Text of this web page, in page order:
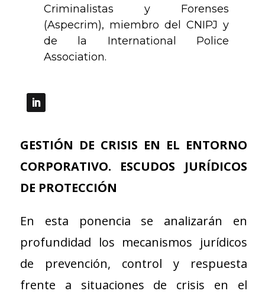
Criminalistas y Forenses
(Aspecrim), miembro del CNIPJ y
de la International Police
Association.
GESTIÓN DE CRISIS EN EL ENTORNO
CORPORATIVO. ESCUDOS JURÍDICOS
DE PROTECCIÓN
En esta ponencia se analizarán en
profundidad los mecanismos jurídicos
de prevención, control y respuesta
frente a situaciones de crisis en el